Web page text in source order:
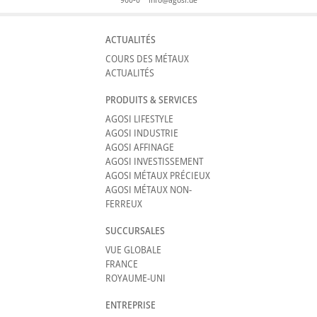
ACTUALITÉS
COURS DES MÉTAUX
ACTUALITÉS
PRODUITS & SERVICES
AGOSI LIFESTYLE
AGOSI INDUSTRIE
AGOSI AFFINAGE
AGOSI INVESTISSEMENT
AGOSI MÉTAUX PRÉCIEUX
AGOSI MÉTAUX NON-
FERREUX
SUCCURSALES
VUE GLOBALE
FRANCE
ROYAUME-UNI
ENTREPRISE